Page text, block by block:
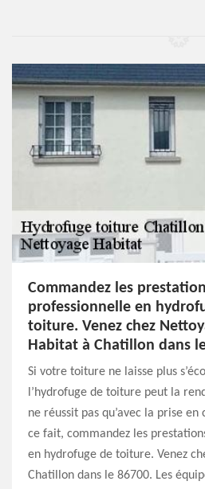
Commandez les
professionnelle en
toiture. Venez chez
Habitat à Chatillon dans
Si votre toiture ne laisse plus
l’hydrofuge de toiture peut la
ne réussit pas qu’avec la prise
ce fait, commandez les
en hydrofuge de toiture. Venez
Chatillon dans le 86700. Les